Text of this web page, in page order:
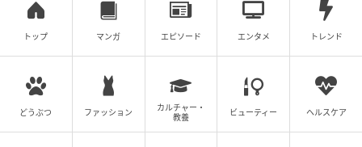
トップ マンガ エピソード エンタメ トレンド
どうぶつ ファッション
カルチャー・
教養
ビューティー ヘルスケア